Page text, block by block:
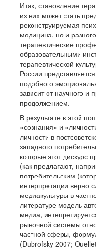
Итак, становление
из них может стать
реконструируемая
медицина, но и
терапевтические
образовательными
терапевтической
России
подобного
зависит от научного и
продолжением.
В результате в этой
«сознания» и
личности в
западного
которые этот дискурс
(как предлагают,
потребительским
интерпретации верно
медиакультуры в
литературе модель
медиа,
рыночной системы
частной сферы,
(Dubrofsky 2007;